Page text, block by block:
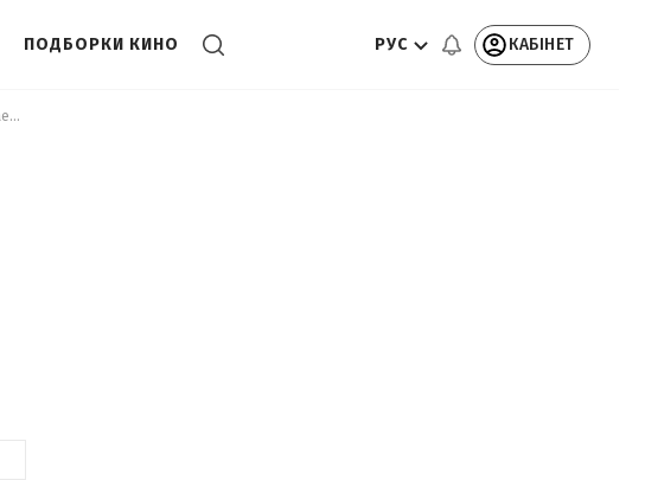
ПОДБОРКИ КИНО РУС КАБІНЕТ
4 фильма с непревзойденной Анджелиной Джоли, которая поддерживает Украину